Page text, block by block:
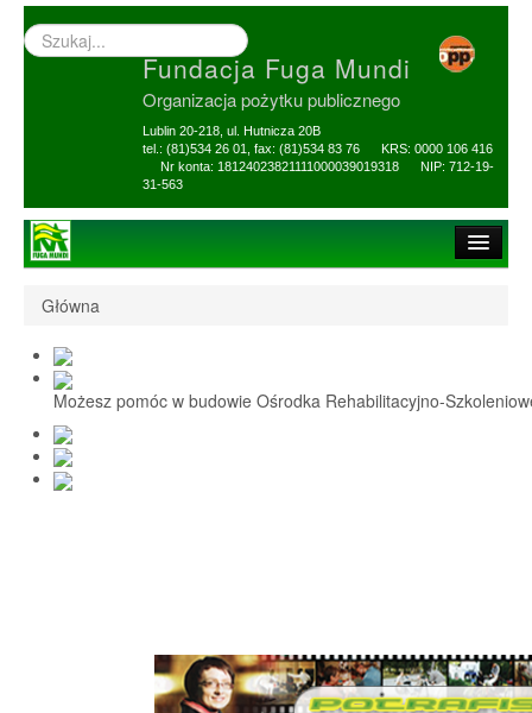
Wyszukiwarka
–
Fundacja Fuga Mundi
Organizacja pożytku publicznego
Lublin 20-218, ul. Hutnicza 20B
tel.: (81)534 26 01, fax: (81)534 83 76 KRS: 0000 106 416
Nr konta: 18124023821111000039019318 NIP: 712-19-
31-563
1,5% i darowizny
Nasi Beneficjenci
Ośrodek Reh-Szkol
Sprawozdania
Główna
Możesz pomóc w budowie Ośrodka Rehabilitacyjno-